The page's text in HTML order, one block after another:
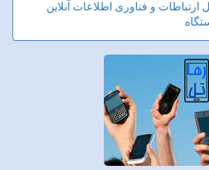
ارتباطات و فناوری اطلاعات آنلاین